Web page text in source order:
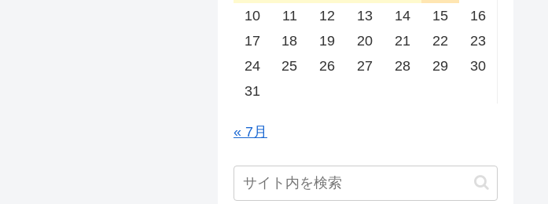
10
11 12 13 14 15
16
17
18 19 20 21 22
23
24
25 26 27 28 29
30
31
« 7月